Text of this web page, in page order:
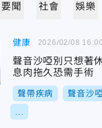
要聞 社會 娛樂
健康
聲音沙啞別只想著
息肉拖久恐需手術
聲帶疾病 聲音沙
2026/02/08 16:00